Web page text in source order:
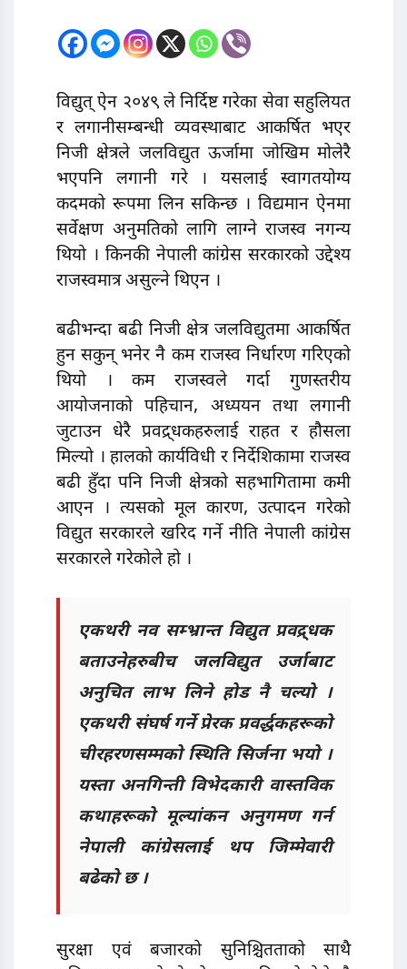
विद्युत् ऐन २०४९ ले निर्दिष्ट गरेका सेवा सहुलियत
र लगानीसम्बन्धी व्यवस्थाबाट आकर्षित भएर
निजी क्षेत्रले जलविद्युत ऊर्जामा जोखिम मोलेरै
भएपनि लगानी गरे । यसलाई स्वागतयोग्य
कदमको रूपमा लिन सकिन्छ । विद्यमान ऐनमा
सर्वेक्षण अनुमतिको लागि लाग्ने राजस्व नगन्य
थियो । किनकी नेपाली कांग्रेस सरकारको उद्देश्य
राजस्वमात्र असुल्ने थिएन ।
बढीभन्दा बढी निजी क्षेत्र जलविद्युतमा आकर्षित
हुन सकुन् भनेर नै कम राजस्व निर्धारण गरिएको
थियो । कम राजस्वले गर्दा गुणस्तरीय
आयोजनाको पहिचान, अध्ययन तथा लगानी
जुटाउन धेरै प्रवद्र्धकहरुलाई राहत र हौसला
मिल्यो । हालको कार्यविधी र निर्देशिकामा राजस्व
बढी हुँदा पनि निजी क्षेत्रको सहभागितामा कमी
आएन । त्यसको मूल कारण, उत्पादन गरेको
विद्युत सरकारले खरिद गर्ने नीति नेपाली कांग्रेस
सरकारले गरेकोले हो ।
एकथरी नव सम्भ्रान्त विद्युत प्रवद्र्धक
बताउनेहरुबीच जलविद्युत उर्जाबाट
अनुचित लाभ लिने होड नै चल्यो ।
एकथरी संघर्ष गर्ने प्रेरक प्रवर्द्धकहरूको
चीरहरणसम्मको स्थिति सिर्जना भयो ।
यस्ता अनगिन्ती विभेदकारी वास्तविक
कथाहरूको मूल्यांकन अनुगमण गर्न
नेपाली कांग्रेसलाई थप जिम्मेवारी
बढेको छ ।
सुरक्षा एवं बजारको सुनिश्चितताको साथै